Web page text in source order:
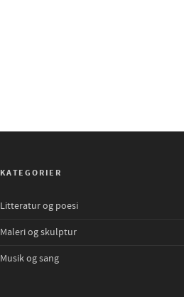
KATEGORIER
Litteratur og poesi
Maleri og skulptur
Musik og sang